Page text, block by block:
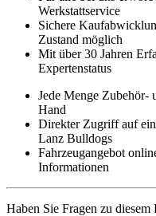
Werkstattservice
Sichere
Zustand möglich
Mit über 30 Jahren
Expertenstatus
Jede Menge Zubehör-
Hand
Direkter Zugriff auf
Lanz Bulldogs
Fahrzeugangebot
Informationen
Haben Sie Fragen zu diesem